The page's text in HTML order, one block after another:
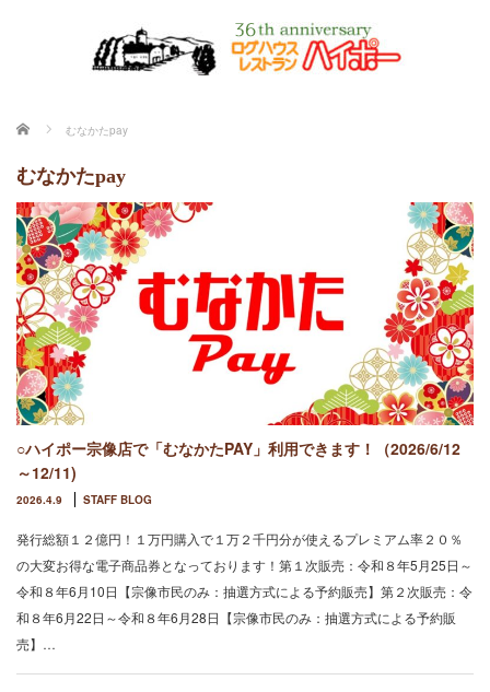
ホーム むなかたpay
むなかたpay
○ハイポー宗像店で「むなかたPAY」利用できます！（2026/6/12
～12/11)
2026.4.9 STAFF BLOG
発行総額１２億円！１万円購入で１万２千円分が使えるプレミアム率２０％
の大変お得な電子商品券となっております！第１次販売：令和８年5月25日～
令和８年6月10日【宗像市民のみ：抽選方式による予約販売】第２次販売：令
和８年6月22日～令和８年6月28日【宗像市民のみ：抽選方式による予約販
売】…